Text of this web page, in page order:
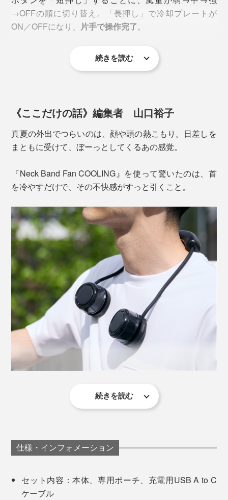
冷えない」ものが多かったなか、「Neck Band Fan
COOLING」は、 軽量・コンパクトと高い冷却性能を両
立。
放熱フィンが空気と触れる面積を最大にして、冷却効率
をアップ。長時間でも安定して冷やすことができます。
ではなく、ファン内部のタービンが回転。空気を吸い込
み、吹出口に風を送り出す際の圧力差で風を生み出しま
す。
羽根なしで髪を巻き込むリスクが低く、吹き出し口に安
全カバーがついているので、指やその他の異物も入りに
くい設計です。
収納時は、アームをファンの周りに巻きつけて、さらに
コンパクトに。
レザー調のポーチがキズや汚れから本体を守り、持ち運
びにも便利。バッグの中でもかさばらず、旅行にもぴっ
たりです。
→OFFの順に切り替え。「長押し」で冷却プレートが
ON／OFFになり、
片手で操作完了。
「扇風機のみ」「冷却プレートのみ」「両方同時」いず
れでも使えます。
冷却プレートは、起動時は「間欠モード」に設定され、
「連続モード」にも切り替えできます。
「間欠モード」 冷却45秒と休止15秒を繰り返す
「連続モード」 連続で冷却、30分で自動OFF
充電は、付属のUSB A to Cケーブルを使用し、約2.5時
間でフル充電。扇風機のみの使用で約1.5～5.5時間、扇
続きを読む
《ここだけの話》編集者 山口裕子
真夏の外出でつらいのは、顔や頭の熱こもり。日差しを
まともに受けて、ぼーっとしてくるあの感覚。
『Neck Band Fan COOLING』を使って驚いたのは、首
を冷やすだけで、その不快感がすっと引くこと。
感動的なのは、冷却プレートの冷たさ。大袈裟ではな
ファンの風は、それだけではぬるく感じる場面でも、冷
る。
続きを読む
仕様・インフォメーション
セット内容：本体、専用ポーチ、充電用USB A to C
ケーブル